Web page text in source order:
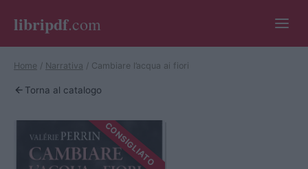
libripdf.com
Home / Narrativa / Cambiare l’acqua ai fiori
Torna al catalogo
CONSIGLIATO